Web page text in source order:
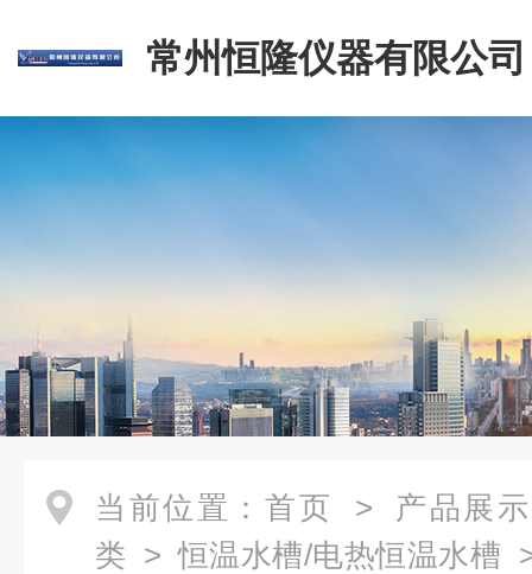
常州恒隆仪器有限公司
当前位置： 首页 > 产品展示
类 >恒温水槽/电热恒温水槽